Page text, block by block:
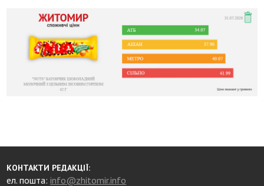
КОНТАКТИ РЕДАКЦІЇ:
ел. пошта:info@zhitomir.info